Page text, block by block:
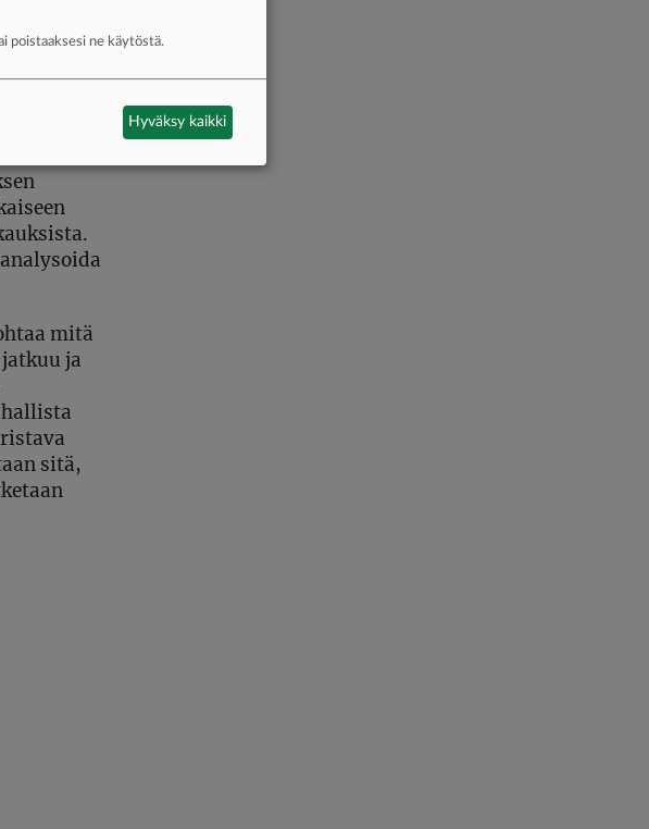
ja
mitä
ja
sitä,
poistaaksesi ne käytöstä.
Hyväksy kaikki